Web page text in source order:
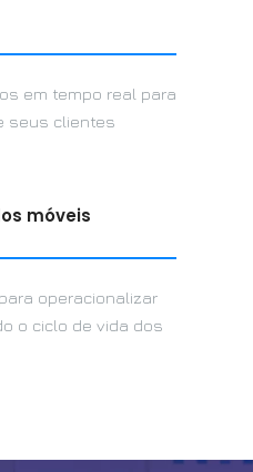
em tempo real para
seus clientes
móveis
operacionalizar
o ciclo de vida dos